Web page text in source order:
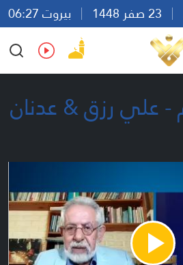
بيروت 06:27
Ar
En Fr Es
- علي رزق & عدنان
Play
Video